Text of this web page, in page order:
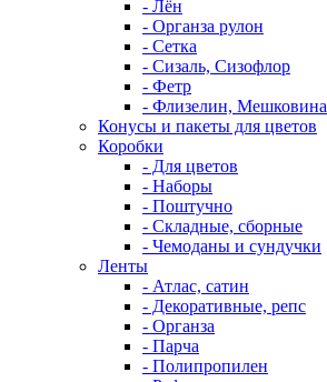
- Лён
- Органза рулон
- Сетка
- Сизаль, Сизофлор
- Фетр
- Флизелин, Мешковина
Конусы и пакеты для цветов
Коробки
- Для цветов
- Наборы
- Поштучно
- Складные, сборные
- Чемоданы и сундучки
Ленты
- Атлас, сатин
- Декоративные, репс
- Органза
- Парча
- Полипропилен